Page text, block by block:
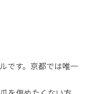
です。京都では唯一